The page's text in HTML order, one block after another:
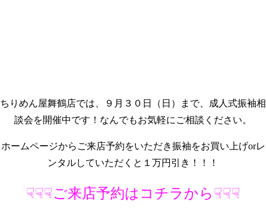
ちりめん屋舞鶴店では、９月３０日（日）まで、成人式振袖相
談会を開催中です！なんでもお気軽にご相談ください。
ホームページからご来店予約をいただき振袖をお買い上げorレ
ンタルしていただくと１万円引き！！！
☟☟☟ご来店予約はコチラから☟☟☟